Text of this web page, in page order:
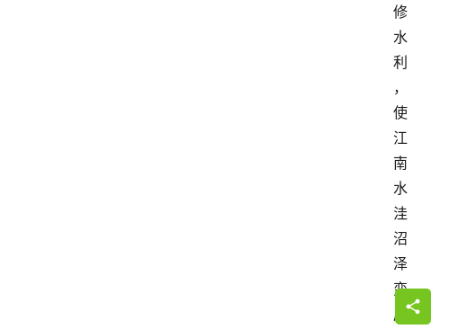
修
水
利
，
使
江
南
水
洼
沼
泽
变
成